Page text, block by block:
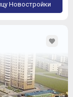
Новостройки